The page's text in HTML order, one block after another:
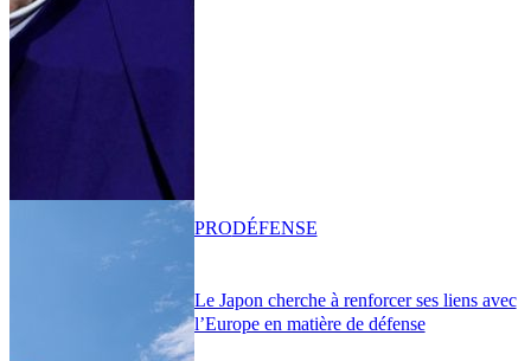
Le Japon cherche à renforcer ses liens avec
l’Europe en matière de défense
PRODÉFENSE